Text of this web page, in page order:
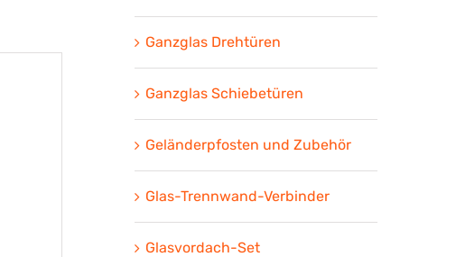
Ganzglas Drehtüren
Ganzglas Schiebetüren
Geländerpfosten und Zubehör
Glas-Trennwand-Verbinder
Glasvordach-Set